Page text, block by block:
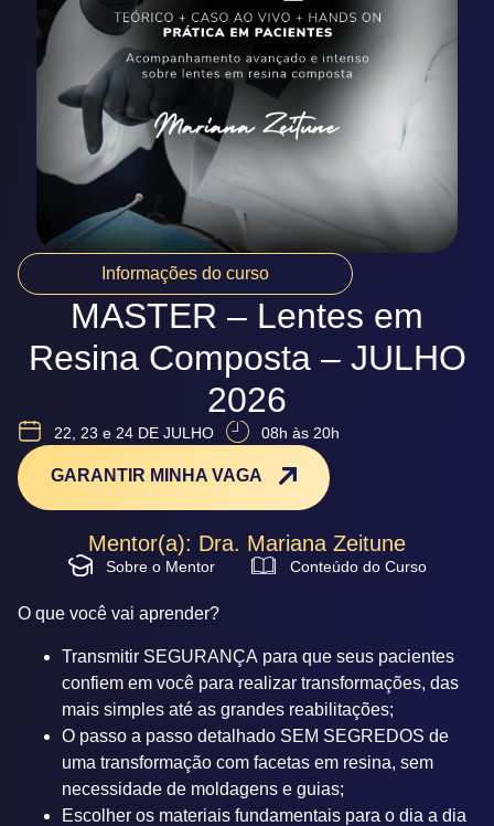
Informações do curso
MASTER – Lentes em
Resina Composta – JULHO
2026
22, 23 e 24 DE JULHO 08h às 20h
GARANTIR MINHA VAGA
Mentor(a): Dra. Mariana Zeitune
Sobre o Mentor Conteúdo do Curso
O que você vai aprender?
Transmitir SEGURANÇA para que seus pacientes
confiem em você para realizar transformações, das
mais simples até as grandes reabilitações;
O passo a passo detalhado SEM SEGREDOS de
uma transformação com facetas em resina, sem
necessidade de moldagens e guias;
Escolher os materiais fundamentais para o dia a dia